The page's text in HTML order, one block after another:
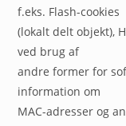
f.eks. Flash-cookies
(lokalt delt objekt),
ved brug af
andre former for
information om
MAC-adresser og